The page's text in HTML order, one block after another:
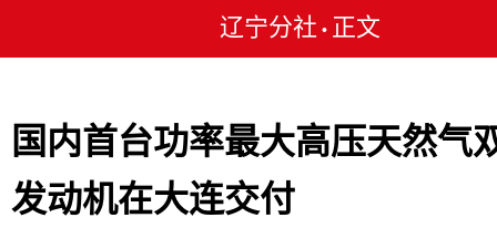
辽宁分社 • 正文
国内首台功率最大高压天然气
发动机在大连交付